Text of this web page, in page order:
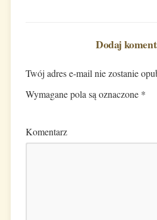
Dodaj
Twój adres e-mail nie zostanie
Wymagane pola są oznaczone *
Komentarz